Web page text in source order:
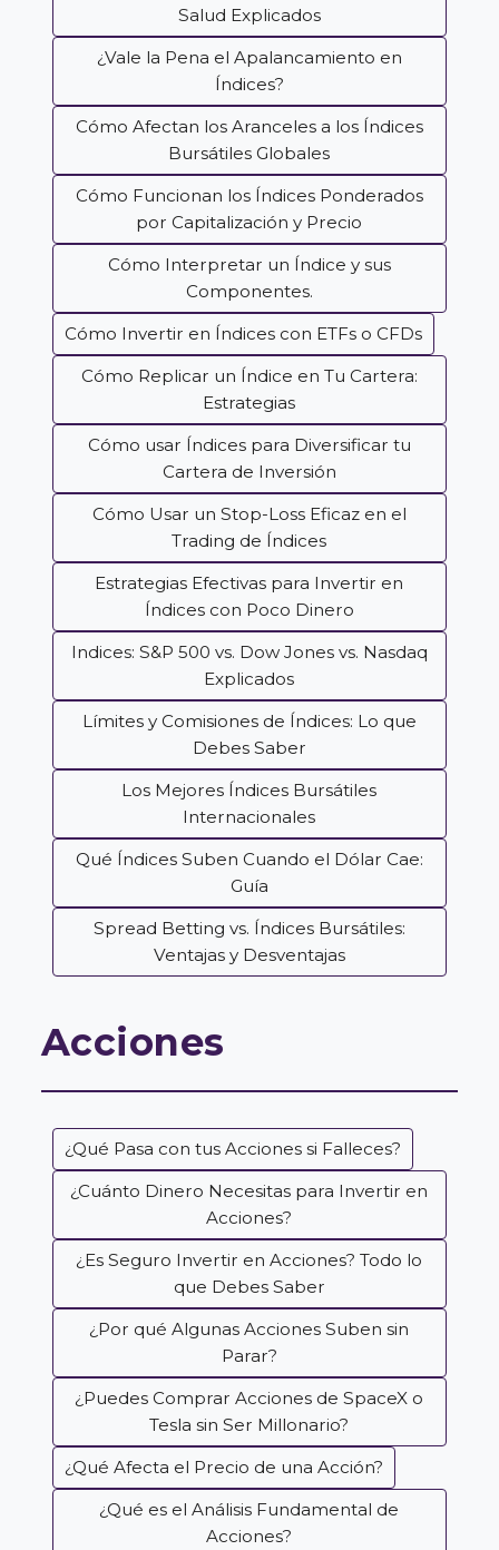
Salud Explicados
¿Vale la Pena el Apalancamiento en
Índices?
Cómo Afectan los Aranceles a los Índices
Bursátiles Globales
Cómo Funcionan los Índices Ponderados
por Capitalización y Precio
Cómo Interpretar un Índice y sus
Componentes.
Cómo Invertir en Índices con ETFs o CFDs
Cómo Replicar un Índice en Tu Cartera:
Estrategias
Cómo usar Índices para Diversificar tu
Cartera de Inversión
Cómo Usar un Stop-Loss Eficaz en el
Trading de Índices
Estrategias Efectivas para Invertir en
Índices con Poco Dinero
Indices: S&P 500 vs. Dow Jones vs. Nasdaq
Explicados
Límites y Comisiones de Índices: Lo que
Debes Saber
Los Mejores Índices Bursátiles
Internacionales
Qué Índices Suben Cuando el Dólar Cae:
Guía
Spread Betting vs. Índices Bursátiles:
Ventajas y Desventajas
Acciones
¿Qué Pasa con tus Acciones si Falleces?
¿Cuánto Dinero Necesitas para Invertir en
Acciones?
¿Es Seguro Invertir en Acciones? Todo lo
que Debes Saber
¿Por qué Algunas Acciones Suben sin
Parar?
¿Puedes Comprar Acciones de SpaceX o
Tesla sin Ser Millonario?
¿Qué Afecta el Precio de una Acción?
¿Qué es el Análisis Fundamental de
Acciones?